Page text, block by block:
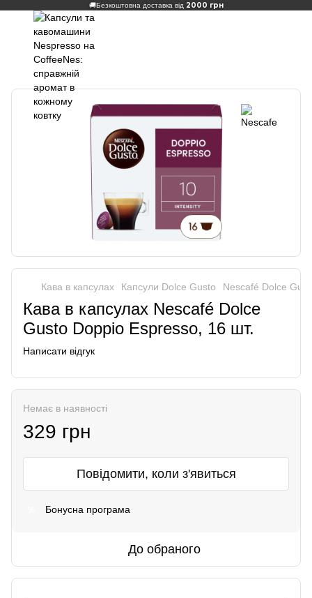
🚚Безкоштовна доставка від 2000 грн
Кава в капсулах Капсули Dolce Gusto Nescafé Dolce
Кава в капсулах Nescafé Dolce
Gusto Doppio Espresso, 16 шт.
Написати відгук
Немає в наявності
329 грн
Повідомити, коли з'явиться
Бонусна програма
До обраного